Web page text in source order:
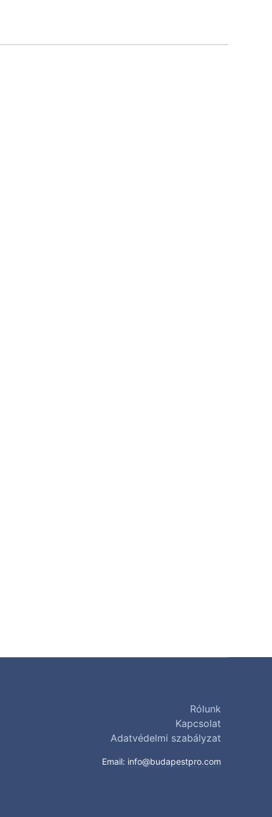
Rólunk
Kapcsolat
Adatvédelmi szabályzat
Email: info@budapestpro.com